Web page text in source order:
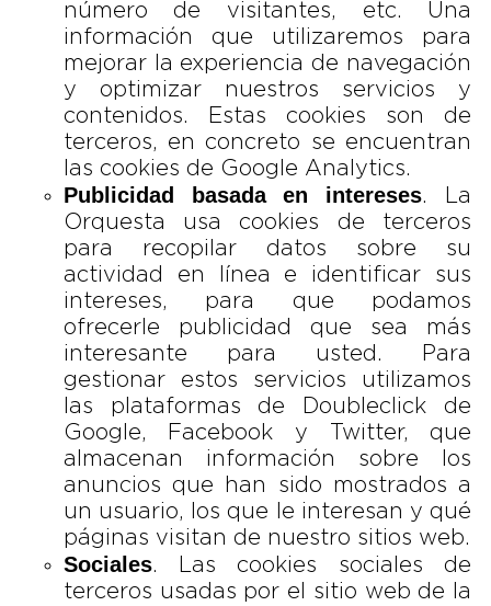
número de visitantes, etc. Una
información que utilizaremos para
mejorar la experiencia de navegación
y optimizar nuestros servicios y
contenidos. Estas cookies son de
terceros, en concreto se encuentran
las cookies de Google Analytics.
Publicidad basada en intereses. La
Orquesta usa cookies de terceros
para recopilar datos sobre su
actividad en línea e identificar sus
intereses, para que podamos
ofrecerle publicidad que sea más
interesante para usted. Para
gestionar estos servicios utilizamos
las plataformas de Doubleclick de
Google, Facebook y Twitter, que
almacenan información sobre los
anuncios que han sido mostrados a
un usuario, los que le interesan y qué
páginas visitan de nuestro sitios web.
Sociales. Las cookies sociales de
terceros usadas por el sitio web de la